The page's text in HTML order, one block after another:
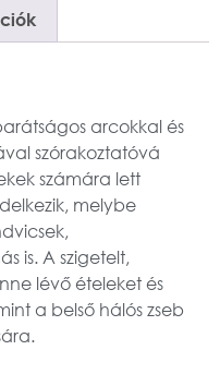
arcokkal és
szórakoztatóvá
számára lett
melybe
is. A szigetelt,
lévő ételeket és
a belső hálós zseb